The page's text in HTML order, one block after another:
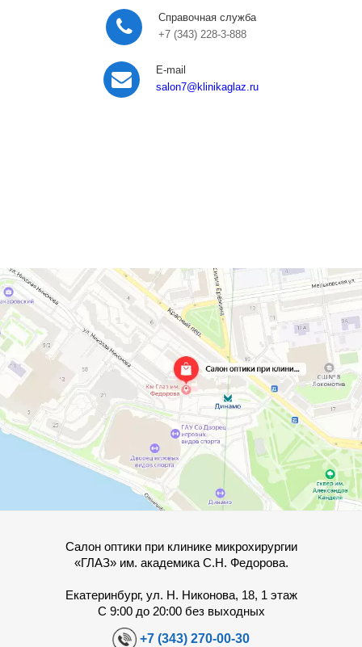
Справочная служба
+7 (343) 228-3-888
E-mail
salon7@klinikaglaz.ru
Салон оптики при клинике микрохирургии
«ГЛАЗ» им. академика С.Н. Федорова.
Екатеринбург, ул. Н. Никонова, 18, 1 этаж
С 9:00 до 20:00 без выходных
+7 (343) 270-00-30